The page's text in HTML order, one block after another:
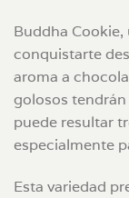
Buddha
conquistarte
aroma a
golosos
puede resultar
especialmente
Esta variedad